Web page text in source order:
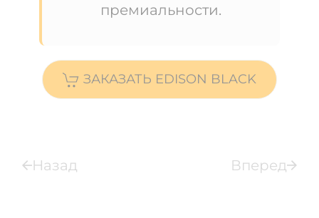
премиальности.
ЗАКАЗАТЬ EDISON BLACK
Назад Вперед